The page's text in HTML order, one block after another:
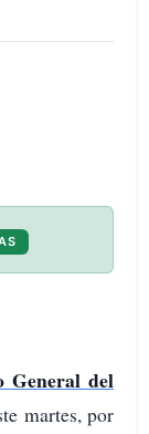
General del
martes, por